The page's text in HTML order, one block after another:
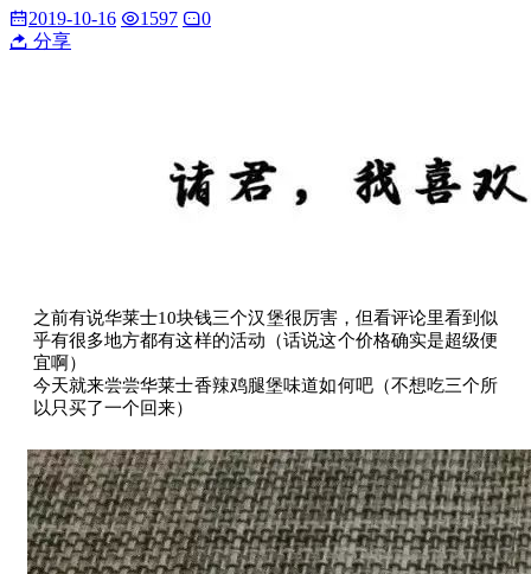
2019-10-16 1597
0
分享
之前有说华莱士10块钱三个汉堡很厉害，但看评论里看到似
乎有很多地方都有这样的活动（话说这个价格确实是超级便
宜啊）
今天就来尝尝华莱士香辣鸡腿堡味道如何吧（不想吃三个所
以只买了一个回来）